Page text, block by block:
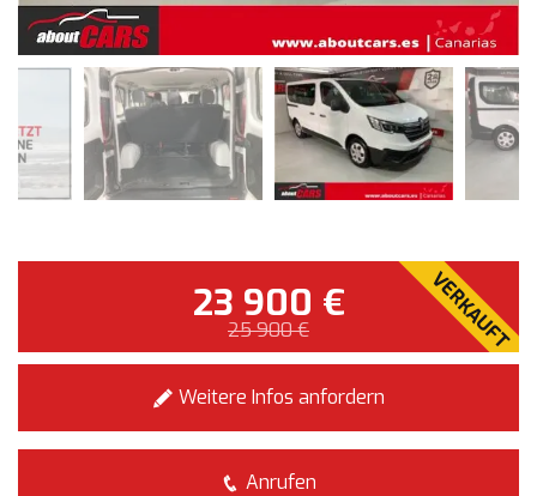
VERKAUFT
23 900 €
25 900 €
Weitere Infos anfordern
Anrufen